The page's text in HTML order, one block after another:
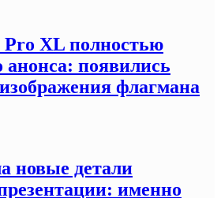
Pro XL полностью
анонса: появились
флагмана
новые детали
именно